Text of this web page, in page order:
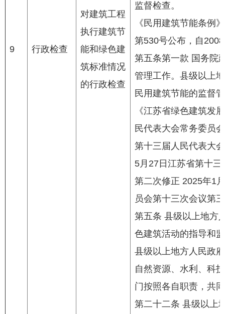
9 行政检查
对建筑工程
执行建筑节
能和绿色建
筑标准情况
的行政检查
监督检查。
《民用建筑节能条例
第530号公布，自
第五条第一款 国务院
管理工作。县级以上
民用建筑节能的监督
《江苏省绿色建筑发
民代表大会常务委员
第十三届人民代表大
5月27日江苏省第十
第二次修正 2025年1
员会第十三次会议第
第五条 县级以上地方
色建筑活动的指导和
县级以上地方人民政
自然资源、水利、科
门按照各自职责，共
第二十二条 县级以上